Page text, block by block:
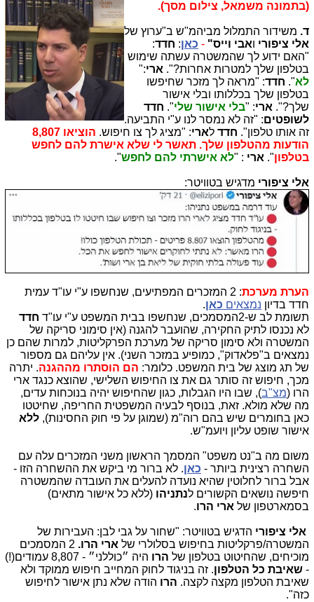
(בתמונה משמאל, צילום מסך).
ד. משידור התמלול מביהמ"ש ב"ערוץ של
אלי ציפורי ואבי וייס" - כאן: חדד:
"האם ידוע לך שהמשטרה עשתה שימוש
בטלפון שלך למטרות אחרות?". ארי:"
לא". חדד: "מראה לך מזכר שחיפשו
בטלפון שלך בכללותו ובלי אישור
שלך?". ארי: "בלי אישור שלי". חדד
לשופטים: "זה לא נמסר לנו ע"י התביעה.
זה אותו טלפון". חדד לארי: "מציג לך צו חיפוש.
הוציאו 8,807
הודעות מהטלפון שלך. תאשר לי שלא אישרת להם לחפש
בטלפון". ארי : "לא אישרתי להם לחפש".
אלי ציפורי מדגיש בטוויטר:
הערת מערכת
: 2 המזכרים המפתיעים, שנחשפו ע"י עו"ד עמית
חדד בדיון נמצאים כאן.
תשומת לב ש-2המסמכים, שנחשפו בבית המשפט ע"י עו"ד
חדד
לא נכנסו לתיק החקירה, שהועבר להגנה (אין סימוני סריקה של
המשטרה ולא סימון סריקה של מערכת הפרקליטות, למרות שהם כן
נמצאים ב"פלאדוק", כמופיע במזכר השני). אין עליהם גם מספור
של תג מוצג של בית המשפט. כלומר: הם הוסתרו מההגנה. יתרה
מכך, חיפוש זה סותר גם את צו החיפוש השלישי, שהוצא כנגד ארי
הרו (מצ"ב), שבו היו הגבלות, כגון שהחיפוש יהיה בנוכחות עדים,
מה שלא מולא. זאת, בנוסף לבעיה המשפטית החריפה, שחיטטו
כאן בחומרים שיש בהם רוה"מ (שמוגן על פי חוק החסינות), ללא
אישור שופט עליון ויועמ"ש.
משום מה ב"נט משפט" המסמך הראשון משני המזכרים עלה עם
השחרה רצינית ביותר - כאן. לא ברור מי ביקש את ההשחרה הזו -
אבל ברור לחלוטין שהיא נועדה להעלים את העובדה שהמשטרה
חיפשה נושאים הקשורים לנתניהו (ללא כל אישור מתאים)
בסמארטפון של ארי הרו.
אלי ציפורי הדגיש בטוויטר: "שחור על גבי לבן: העבירות של
המשטרה/פרקליטות בחיפוש בסלולרי של ארי הרו.
2 המסמכים
מוכיחים, שהחיטוט בטלפון של הרו
היה ״כוללני״ - 8,807 עמודים(!)
- שאיבת כל הטלפון. זה בניגוד לחוק המחייב חיפוש ממוקד ולא
שאיבת הטלפון מקצה לקצה. הרו הודה שלא נתן אישור לחיפוש
כזה".